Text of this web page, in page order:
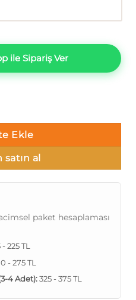
ile Sipariş Ver
Duvar Kağıdı 16m² adet
Ekle
satın al
paket hesaplaması
225 TL
- 275 TL
4 Adet):325 - 375 TL